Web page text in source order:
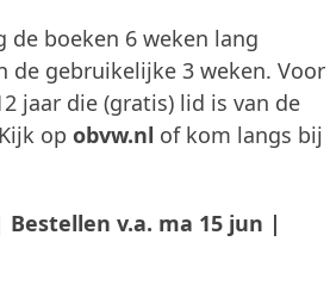
de boeken 6 weken lang
de gebruikelijke 3 weken. Voor
jaar die (gratis) lid is van de
op obvw.nl of kom langs bij
v.a. ma 15 jun |